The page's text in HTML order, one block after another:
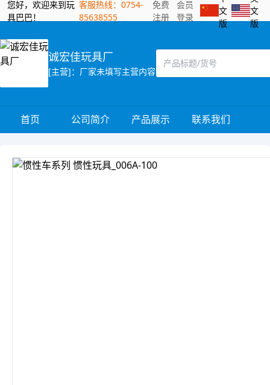
您好，欢迎来到玩
具巴巴！
客服热线：0754-
85638555
免费
注册
会员
登录
文
版
文
版
诚宏佳玩具厂
[主营]：厂家未填写主营内容
首页 公司简介 产品展示 联系我们